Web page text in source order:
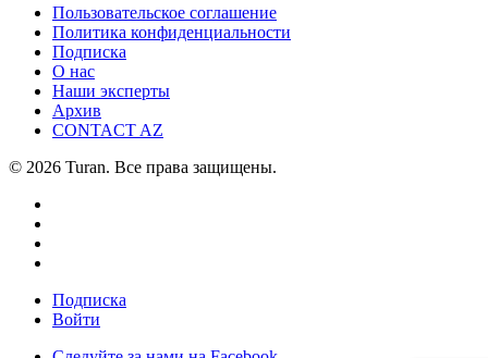
Пользовательское соглашение
Политика конфиденциальности
Подписка
О нас
Наши эксперты
Архив
CONTACT AZ
© 2026 Turan. Все права защищены.
Подписка
Войти